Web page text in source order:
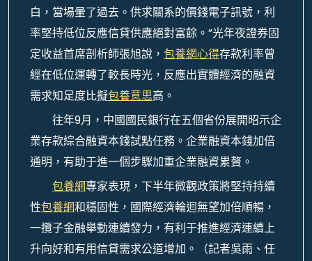
白，當場暈了過去。供求關系的價錢電子訊號，利
率堅持低位反應信貸供應絕對富餘。”光年夜證券固
定收益首席剖析師張旭說， 包養網心得存款利率曾
經在低位運轉了較長時光，反應出實體經濟的融資
需求知足度比擬包養意思高。
往年9月，中國國民銀行在五個省份展開昭示企
業存款綜合融資本錢試點任務。企業融資本錢加倍
通明，有助于進一個步驟加重企業融資累贅。
包養網專家表現，下半年微觀政策將堅持持續
性包養網和穩固性，國際經濟輪迴無望加倍順暢，
一攬子金融舉動連續發力，有利于推進經濟連續上
升向好和有用信貸需求公道增加。（記者吳雨、任